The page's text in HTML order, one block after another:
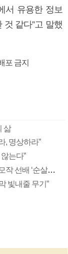
서 유용한 정보
같다”고 말했
포 금지
삶
, 명상하라”
는다”
벌써 네 번째 행사…참석자들 메모 ‘열공’, 이모작 선배 ‘순살고등어 선물’엔 환호도
빛내줄 무기”